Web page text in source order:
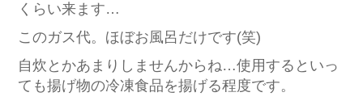
くらい来ます…
このガス代。ほぼお風呂だけです(笑)
自炊とかあまりしませんからね…使用するといっ
ても揚げ物の冷凍食品を揚げる程度です。